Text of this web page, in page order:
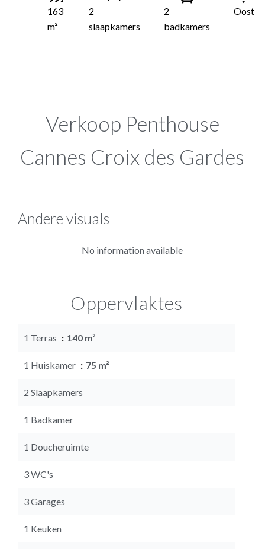
163
m²
2
slaapkamers
2
badkamers
Oost
Verkoop Penthouse
Cannes Croix des Gardes
Andere visuals
No information available
Oppervlaktes
1 Terras 140 m²
1 Huiskamer 75 m²
2 Slaapkamers
1 Badkamer
1 Doucheruimte
3 WC's
3 Garages
1 Keuken